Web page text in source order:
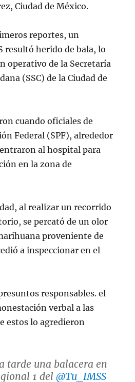
Ciudad de México.
reportes, un
resultó herido de bala, lo
operativo de la Secretaría
(SSC) de la Ciudad de
cuando oficiales de
Federal (SPF), alrededor
al hospital para
en la zona de
al realizar un recorrido
se percató de un olor
proveniente de
a inspeccionar en el
responsables. el
verbal a las
estos lo agredieron
tarde una balacera en
1 del@Tu_IMSS